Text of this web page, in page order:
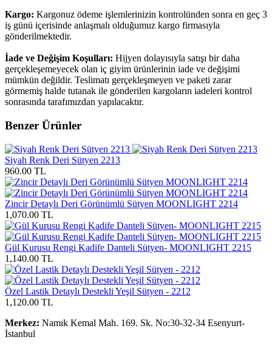
Kargo: Kargonuz ödeme işlemlerinizin kontrolünden sonra en geç 3
iş günü içerisinde anlaşmalı olduğumuz kargo firmasıyla
gönderilmektedir.
İade ve Değişim Koşulları: Hijyen dolayısıyla satışı bir daha
gerçekleşemeyecek olan iç giyim ürünlerinin iade ve değişimi
mümkün değildir. Teslimatı gerçekleşmeyen ve paketi zarar
görmemiş halde tutanak ile gönderilen kargoların iadeleri kontrol
sonrasında tarafımızdan yapılacaktır.
Benzer Ürünler
Siyah Renk Deri Sütyen 2213
960.00 TL
Zincir Detaylı Deri Görünümlü Sütyen MOONLIGHT 2214
1,070.00 TL
Gül Kurusu Rengi Kadife Danteli Sütyen- MOONLIGHT 2215
1,140.00 TL
Özel Lastik Detaylı Destekli Yeşil Sütyen - 2212
1,120.00 TL
Merkez: Namık Kemal Mah. 169. Sk. No:30-32-34 Esenyurt-
İstanbul